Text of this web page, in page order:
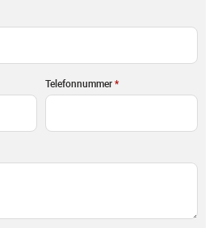
Telefonnummer *